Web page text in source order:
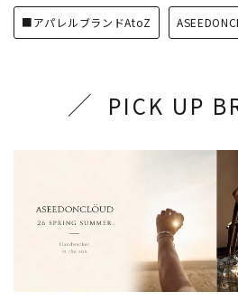
■アパレルブランドAtoZ
PICK UP